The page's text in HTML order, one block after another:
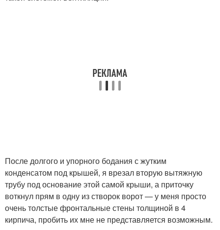
Гараж без вентилятора
После долгого и упорного бодания с жутким
конденсатом под крышей, я врезал вторую вытяжную
трубу под основание этой самой крыши, а приточку
воткнул прям в одну из створок ворот — у меня просто
очень толстые фронтальные стены толщиной в 4
кирпича, пробить их мне не представляется возможным.